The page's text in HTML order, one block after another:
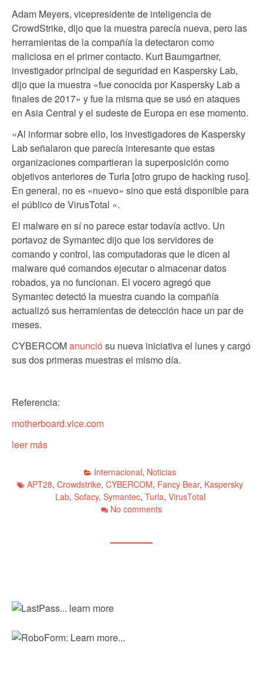
Adam Meyers, vicepresidente de inteligencia de
CrowdStrike, dijo que la muestra parecía nueva, pero las
herramientas de la compañía la detectaron como
maliciosa en el primer contacto. Kurt Baumgartner,
investigador principal de seguridad en Kaspersky Lab,
dijo que la muestra «fue conocida por Kaspersky Lab a
finales de 2017» y fue la misma que se usó en ataques
en Asia Central y el sudeste de Europa en ese momento.
«Al informar sobre ello, los investigadores de Kaspersky
Lab señalaron que parecía interesante que estas
organizaciones compartieran la superposición como
objetivos anteriores de Turla [otro grupo de hacking ruso].
En general, no es «nuevo» sino que está disponible para
el público de VirusTotal «.
El malware en sí no parece estar todavía activo. Un
portavoz de Symantec dijo que los servidores de
comando y control, las computadoras que le dicen al
malware qué comandos ejecutar o almacenar datos
robados, ya no funcionan. El vocero agregó que
Symantec detectó la muestra cuando la compañía
actualizó sus herramientas de detección hace un par de
meses.
CYBERCOManunció su nueva iniciativa el lunes y cargó
sus dos primeras muestras el mismo día.
Referencia:
motherboard.vice.com
leer más
Internacional, Noticias
APT28, Crowdstrike, CYBERCOM, Fancy Bear, Kaspersky
Lab, Sofacy, Symantec, Turla, VirusTotal
No comments